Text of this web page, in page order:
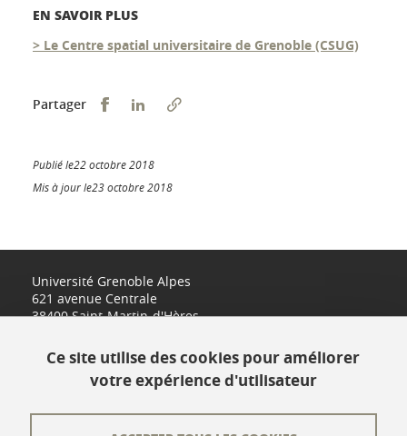
EN SAVOIR PLUS
> Le Centre spatial universitaire de Grenoble (CSUG)
Partager Partager sur Facebook
Partager sur LinkedIn
Publié le22 octobre 2018
Mis à jour le23 octobre 2018
Université Grenoble Alpes
621 avenue Centrale
38400 Saint-Martin-d'Hères
Ce site utilise des cookies pour améliorer
votre expérience d'utilisateur